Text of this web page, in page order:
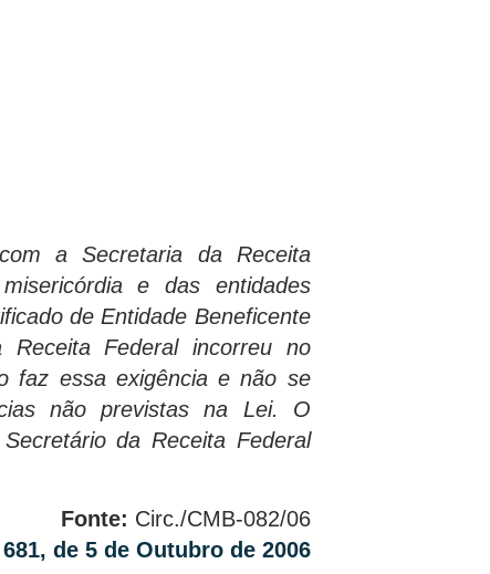
a Secretaria da Receita
e das entidades
de Entidade Beneficente
Federal incorreu no
faz essa exigência e não se
não previstas na Lei. O
da Receita Federal
Fonte: Circ./CMB-082/06
de 5 de Outubro de 2006